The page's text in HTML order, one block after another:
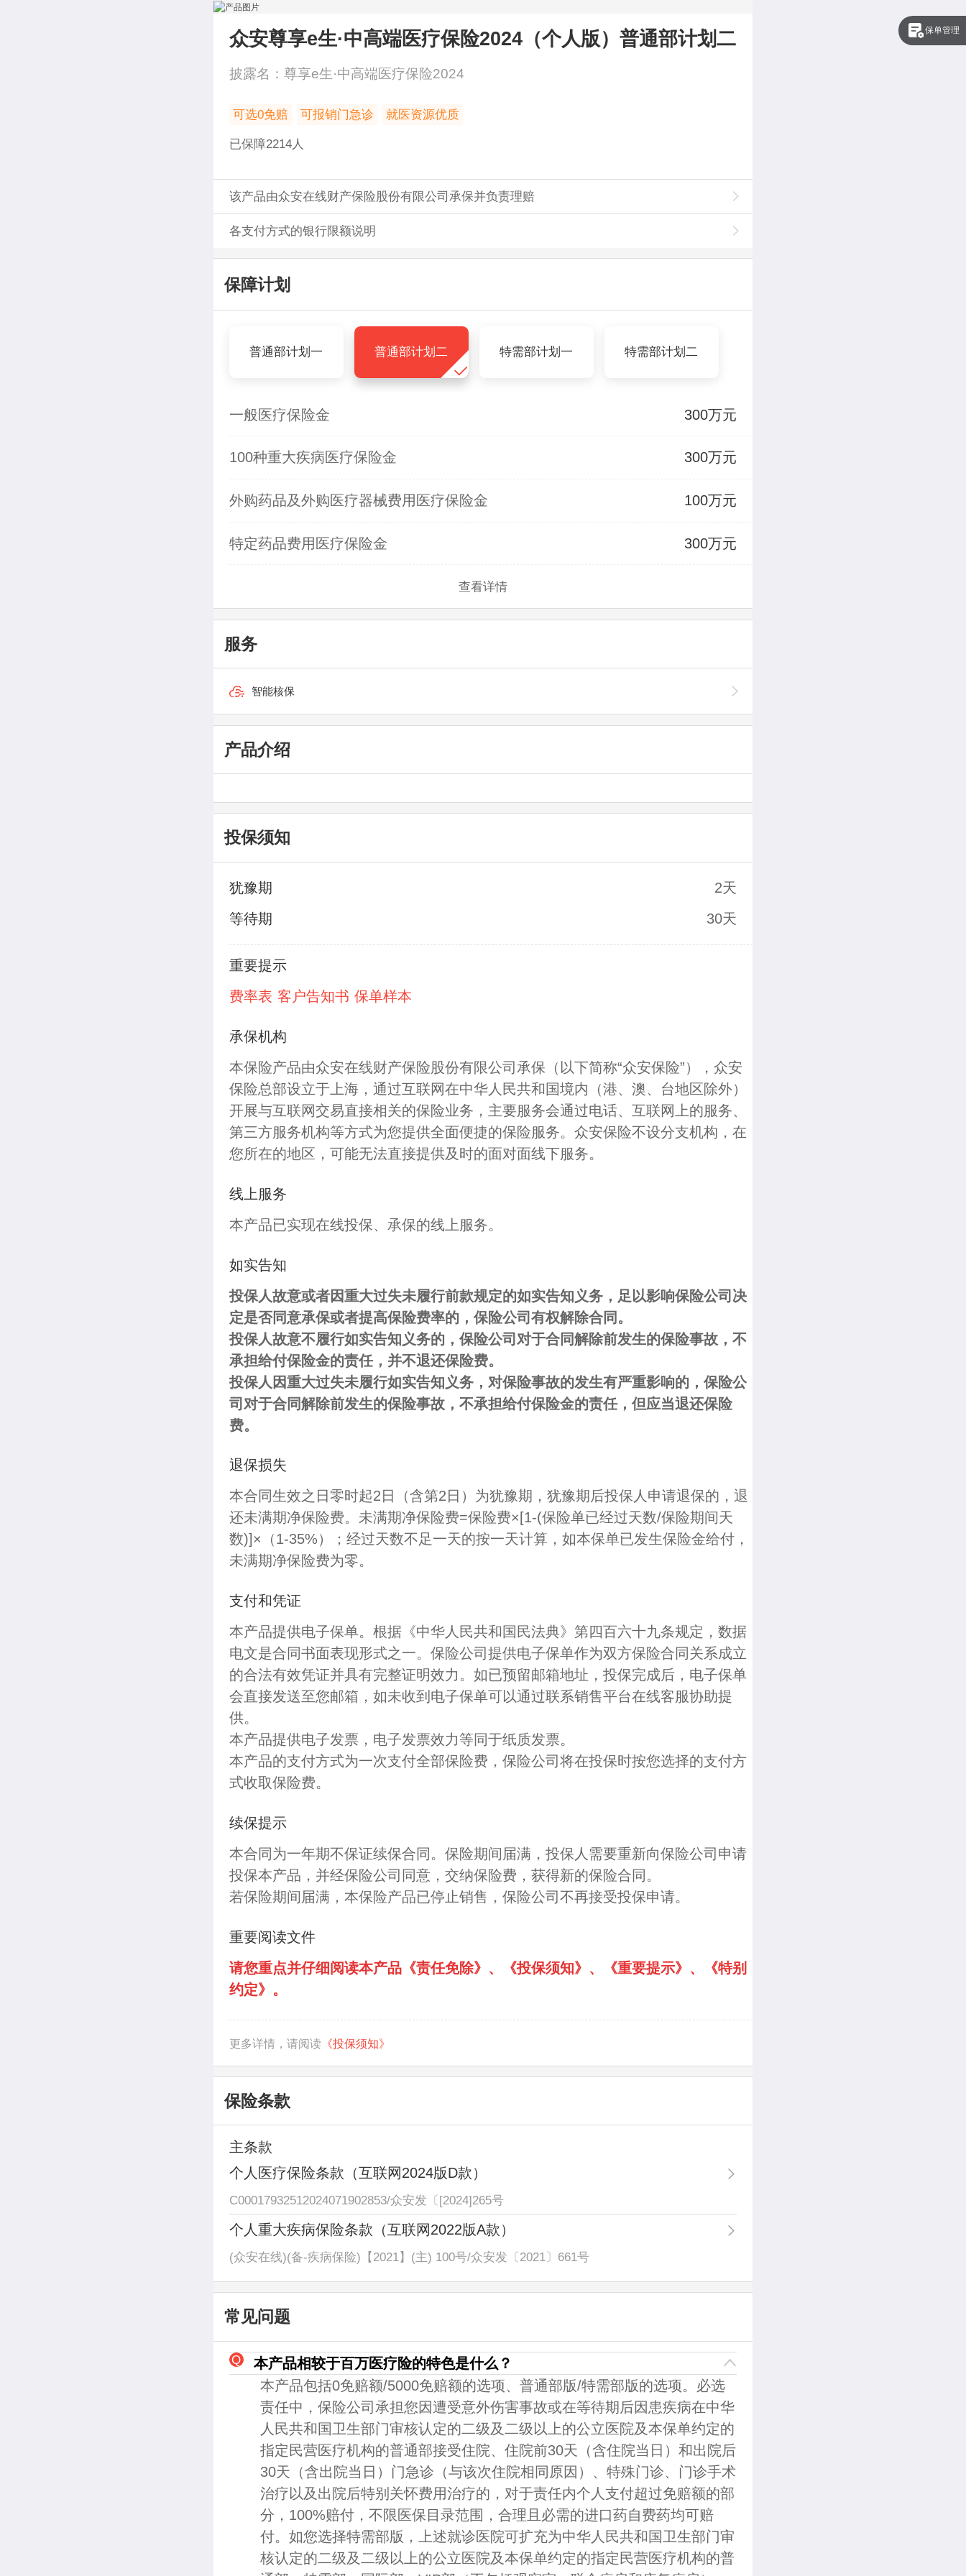
众安尊享e生·中高端医疗保险2024（个人版） 普通部计划二
披露名： 尊享e生·中高端医疗保险2024
可选0免赔 可报销门急诊 就医资源优质
已保障2214人
该产品由众安在线财产保险股份有限公司承保并负责理赔
各支付方式的银行限额说明
保单管理
保障计划
普通部计划一 普通部计划二 特需部计划一 特需部计划二
一般医疗保险金 300万元
100种重大疾病医疗保险金 300万元
外购药品及外购医疗器械费用医疗保险金 100万元
特定药品费用医疗保险金 300万元
查看详情
服务
智能核保
产品介绍
投保须知
犹豫期
2天
等待期
30天
重要提示
费率表 客户告知书 保单样本
承保机构
本保险产品由众安在线财产保险股份有限公司承保（以下简称“众安保险”），众安
保险总部设立于上海，通过互联网在中华人民共和国境内（港、澳、台地区除外）
开展与互联网交易直接相关的保险业务，主要服务会通过电话、互联网上的服务、
第三方服务机构等方式为您提供全面便捷的保险服务。众安保险不设分支机构，在
您所在的地区，可能无法直接提供及时的面对面线下服务。
线上服务
本产品已实现在线投保、承保的线上服务。
如实告知
投保人故意或者因重大过失未履行前款规定的如实告知义务，足以影响保险公司决
定是否同意承保或者提高保险费率的，保险公司有权解除合同。
投保人故意不履行如实告知义务的，保险公司对于合同解除前发生的保险事故，不
承担给付保险金的责任，并不退还保险费。
投保人因重大过失未履行如实告知义务，对保险事故的发生有严重影响的，保险公
司对于合同解除前发生的保险事故，不承担给付保险金的责任，但应当退还保险
费。
退保损失
本合同生效之日零时起2日（含第2日）为犹豫期，犹豫期后投保人申请退保的，退
还未满期净保险费。未满期净保险费=保险费×[1-(保险单已经过天数/保险期间天
数)]×（1-35%）；经过天数不足一天的按一天计算，如本保单已发生保险金给付，
未满期净保险费为零。
支付和凭证
本产品提供电子保单。根据《中华人民共和国民法典》第四百六十九条规定，数据
电文是合同书面表现形式之一。保险公司提供电子保单作为双方保险合同关系成立
的合法有效凭证并具有完整证明效力。如已预留邮箱地址，投保完成后，电子保单
会直接发送至您邮箱，如未收到电子保单可以通过联系销售平台在线客服协助提
供。
本产品提供电子发票，电子发票效力等同于纸质发票。
本产品的支付方式为一次支付全部保险费，保险公司将在投保时按您选择的支付方
式收取保险费。
续保提示
本合同为一年期不保证续保合同。保险期间届满，投保人需要重新向保险公司申请
投保本产品，并经保险公司同意，交纳保险费，获得新的保险合同。
若保险期间届满，本保险产品已停止销售，保险公司不再接受投保申请。
重要阅读文件
请您重点并仔细阅读本产品《责任免除》 、 《投保须知》 、 《重要提示》 、
《特别
约定》 。
更多详情，请阅读 《投保须知》
保险条款
主条款
个人医疗保险条款（互联网2024版D款）
C00017932512024071902853/众安发〔[2024]265号
个人重大疾病保险条款（互联网2022版A款）
(众安在线)(备-疾病保险)【2021】(主) 100号/众安发〔2021〕661号
常见问题
本产品相较于百万医疗险的特色是什么？
本产品包括0免赔额/5000免赔额的选项、普通部版/特需部版的选项。必选
责任中，保险公司承担您因遭受意外伤害事故或在等待期后因患疾病在中华
人民共和国卫生部门审核认定的二级及二级以上的公立医院及本保单约定的
指定民营医疗机构的普通部接受住院、住院前30天（含住院当日）和出院后
30天（含出院当日）门急诊（与该次住院相同原因）、特殊门诊、门诊手术
治疗以及出院后特别关怀费用治疗的，对于责任内个人支付超过免赔额的部
分，100%赔付，不限医保目录范围，合理且必需的进口药自费药均可赔
付。如您选择特需部版，上述就诊医院可扩充为中华人民共和国卫生部门审
核认定的二级及二级以上的公立医院及本保单约定的指定民营医疗机构的普